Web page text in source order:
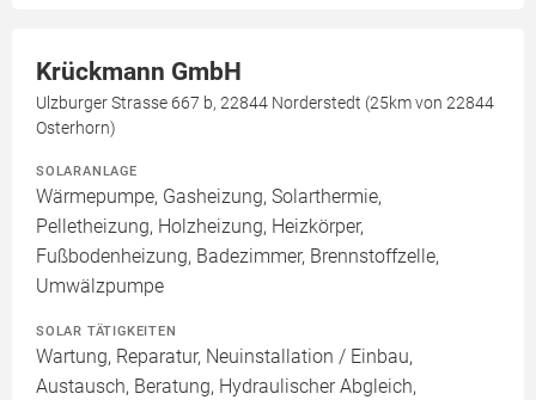
Krückmann GmbH
Ulzburger Strasse 667 b, 22844 Norderstedt (25km von 22844
Osterhorn)
SOLARANLAGE
Wärmepumpe, Gasheizung, Solarthermie,
Pelletheizung, Holzheizung, Heizkörper,
Fußbodenheizung, Badezimmer, Brennstoffzelle,
Umwälzpumpe
SOLAR TÄTIGKEITEN
Wartung, Reparatur, Neuinstallation / Einbau,
Austausch, Beratung, Hydraulischer Abgleich,